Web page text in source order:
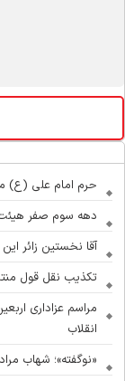
حرم امام علی (ع)
دهه سوم صفر هیئت
آقا نخستین زائر این
تکذیب نقل قول
مراسم عزاداری
انقلاب
«نوگفته»؛ شهاب